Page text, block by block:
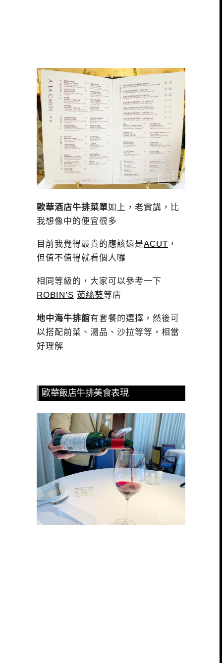
歐華酒店牛排菜單如上，老實講，比
我想像中的便宜很多
目前我覺得最貴的應該還是ACUT ，
但值不值得就看個人囉
相同等級的，大家可以參考一下
ROBIN’S 茹絲葵等店
地中海牛排館有套餐的選擇，然後可
以搭配前菜、湯品、沙拉等等，相當
好理解
歐華飯店牛排美食表現